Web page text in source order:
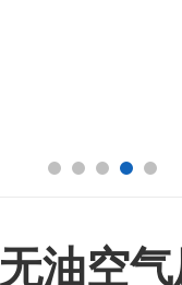
油空